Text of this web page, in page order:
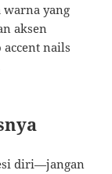
warna yang
aksen
nails
diri—jangan